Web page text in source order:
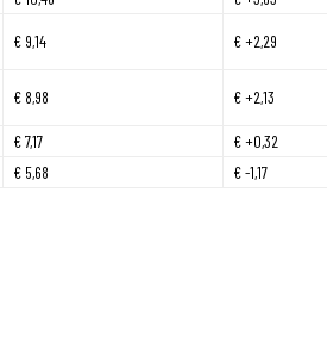
€ 9,14 € +2,29
€ 8,98 € +2,13
€ 7,17 € +0,32
€ 5,68 € -1,17